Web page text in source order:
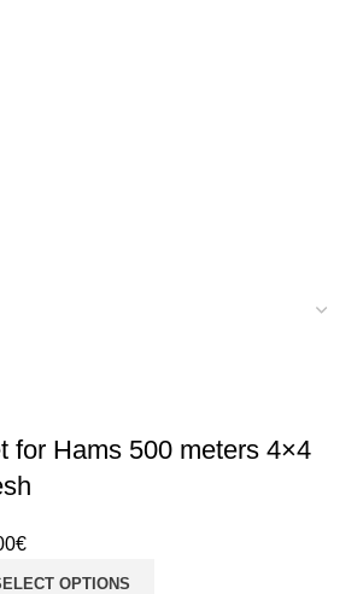
for Hams 500 meters 4×4
€
OPTIONS